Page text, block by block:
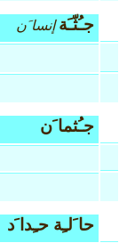
جـُثّـَة إنسا َن
جـُثما َن
حا َلـِة حـِدا َد